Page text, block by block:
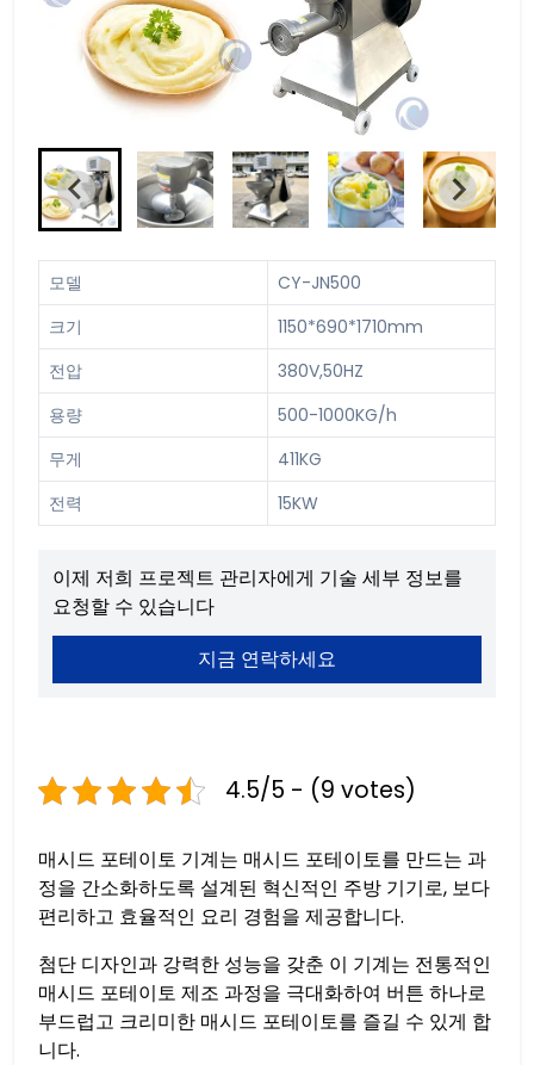
모델
CY-JN500
크기
1150*690*1710mm
전압
380V,50HZ
용량
500-1000KG/h
무게
411KG
전력
15KW
이제 저희 프로젝트 관리자에게 기술 세부 정보를
요청할 수 있습니다
지금 연락하세요
4.5/5 - (9 votes)
매시드 포테이토 기계는 매시드 포테이토를 만드는 과
정을 간소화하도록 설계된 혁신적인 주방 기기로, 보다
편리하고 효율적인 요리 경험을 제공합니다.
첨단 디자인과 강력한 성능을 갖춘 이 기계는 전통적인
매시드 포테이토 제조 과정을 극대화하여 버튼 하나로
부드럽고 크리미한 매시드 포테이토를 즐길 수 있게 합
니다.